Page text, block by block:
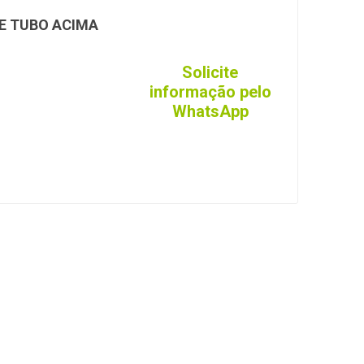
enferruja, a útil
a eficiência
(USA)
TUBO ACIMA
Solicite
informação pelo
WhatsApp